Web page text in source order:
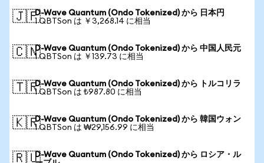
🇯🇵D-Wave Quantum (Ondo Tokenized) から 日本円
1 QBTSon は ￥3,268.14 に相当
🇨🇳D-Wave Quantum (Ondo Tokenized) から 中国人民元
1 QBTSon は ￥139.73 に相当
🇹🇷D-Wave Quantum (Ondo Tokenized) から トルコリラ
1 QBTSon は ₺987.80 に相当
🇰🇷D-Wave Quantum (Ondo Tokenized) から 韓国ウォン
1 QBTSon は ₩29,156.99 に相当
🇷🇺D-Wave Quantum (Ondo Tokenized) から ロシア・ル